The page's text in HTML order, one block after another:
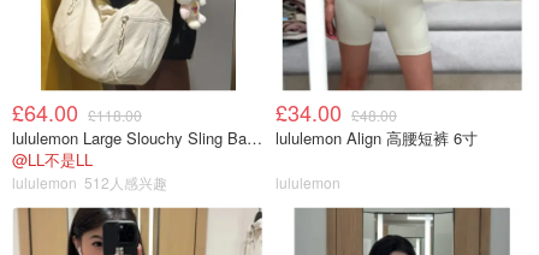
£64.00 £118.00
lululemon Large Slouchy Sling Bag 13L
@LL不是LL
lululemon 512人感兴趣
£34.00 £48.00
lululemon Align 高腰短裤 6寸
lululemon